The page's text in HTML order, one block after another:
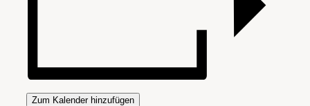
Zum Kalender hinzufügen